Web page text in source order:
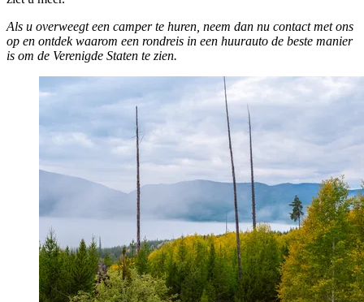
Als u overweegt een camper te huren, neem dan nu contact met ons
op en ontdek waarom een rondreis in een huurauto de beste manier
is om de Verenigde Staten te zien.